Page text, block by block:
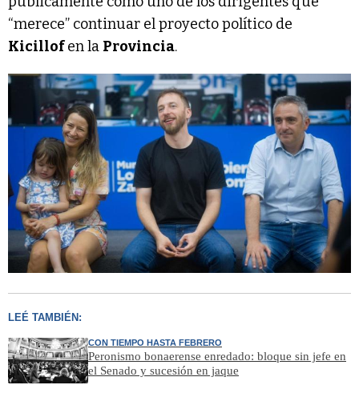
“merece” continuar el proyecto político de
Kicillofen la Provincia.
LEÉ TAMBIÉN:
CON TIEMPO HASTA FEBRERO
Peronismo bonaerense enredado: bloque sin jefe en
el Senado y sucesión en jaque